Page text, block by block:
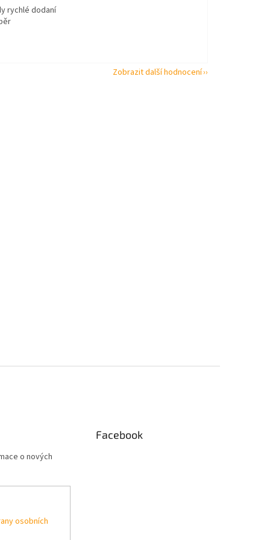
rychlé dodaní
Zobrazit další hodnocení
o nových
osobních
Facebook